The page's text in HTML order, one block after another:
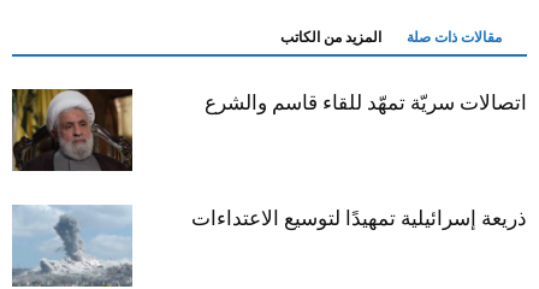
مقالات ذات صلة المزيد من الكاتب
اتصالات سريّة تمهّد للقاء قاسم والشرع
ذريعة إسرائيلية تمهيدًا لتوسيع الاعتداءات